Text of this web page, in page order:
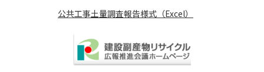
公共工事土量調査報告様式（Excel）